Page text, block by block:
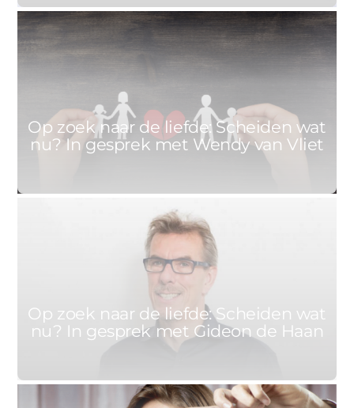
26 AUGUSTUS 2021
Op zoek naar de liefde: Scheiden wat
nu? In gesprek met Wendy van Vliet
15 JULI 2021
Op zoek naar de liefde: Scheiden wat
nu? In gesprek met Gideon de Haan